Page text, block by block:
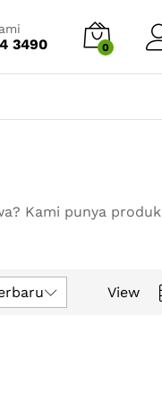
3490 0
Kami punya produk
View